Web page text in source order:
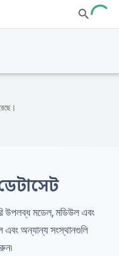
উপলব্ধ মডেল, মডিউল এবং
এবং অন্যান্য সংস্থানগুলি